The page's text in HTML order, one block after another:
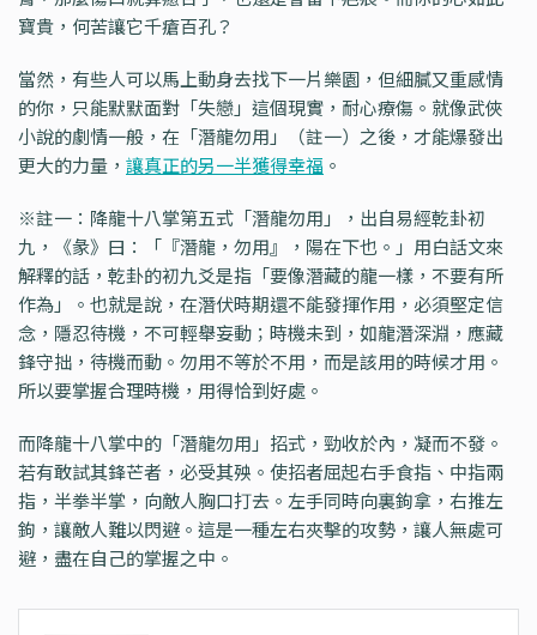
寶貴，何苦讓它千瘡百孔？
當然，有些人可以馬上動身去找下一片樂園，但細膩又重感情
的你，只能默默面對「失戀」這個現實，耐心療傷。就像武俠
小說的劇情一般，在「潛龍勿用」（註一）之後，才能爆發出
更大的力量， 讓真正的另一半獲得幸福 。
※註一：降龍十八掌第五式「潛龍勿用」，出自易經乾卦初
九，《彖》曰：「『潛龍，勿用』，陽在下也。」用白話文來
解釋的話，乾卦的初九爻是指「要像潛藏的龍一樣，不要有所
作為」。也就是說，在潛伏時期還不能發揮作用，必須堅定信
念，隱忍待機，不可輕舉妄動；時機未到，如龍潛深淵，應藏
鋒守拙，待機而動。勿用不等於不用，而是該用的時候才用。
所以要掌握合理時機，用得恰到好處。
而降龍十八掌中的「潛龍勿用」招式，勁收於內，凝而不發。
若有敢試其鋒芒者，必受其殃。使招者屈起右手食指、中指兩
指，半拳半掌，向敵人胸口打去。左手同時向裏鉤拿，右推左
鉤，讓敵人難以閃避。這是一種左右夾擊的攻勢，讓人無處可
避，盡在自己的掌握之中。